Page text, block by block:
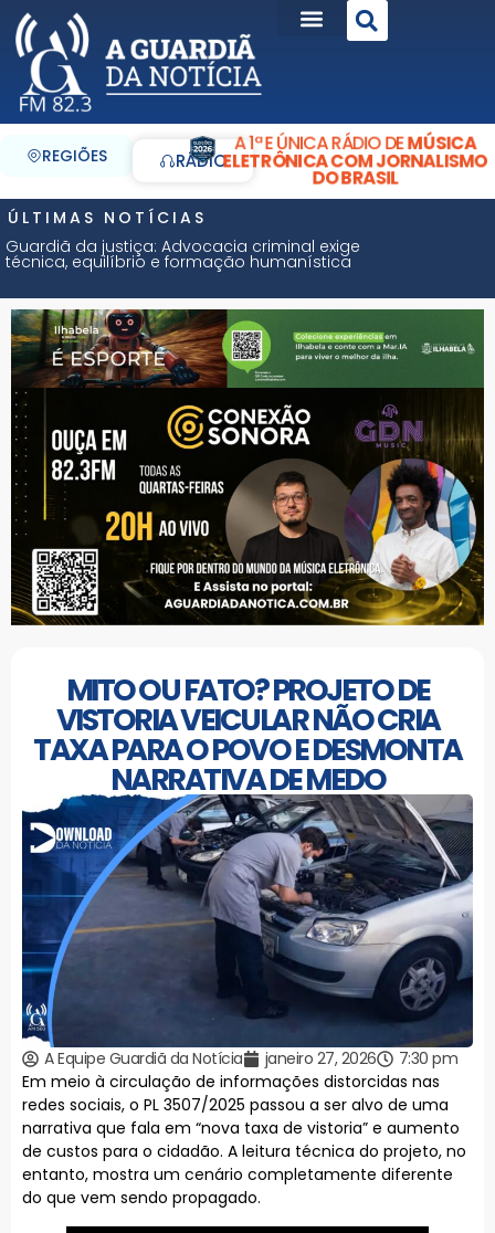
REGIÕES RÁDIO
A 1ª E ÚNICA RÁDIO DEMÚSICA
ELETRÔNICA COM JORNALISMO
DO BRASIL
ÚLTIMAS NOTÍCIAS
Guardiã da justiça: Advocacia criminal exige
técnica, equilíbrio e formação humanística
MITO OU FATO? PROJETO DE
VISTORIA VEICULAR NÃO CRIA
TAXA PARA O POVO E DESMONTA
NARRATIVA DE MEDO
A Equipe Guardiã da Notícia janeiro 27, 2026
7:30 pm
Em meio à circulação de informações distorcidas nas
redes sociais, o PL 3507/2025 passou a ser alvo de uma
narrativa que fala em “nova taxa de vistoria” e aumento
de custos para o cidadão. A leitura técnica do projeto, no
entanto, mostra um cenário completamente diferente
do que vem sendo propagado.